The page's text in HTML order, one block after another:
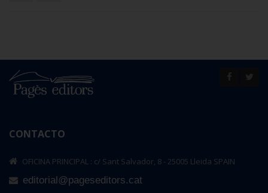
CONTACTO
OFICINA PRINCIPAL : c/ Sant Salvador, 8 - 25005 Lleida SPAIN
editorial@pageseditors.cat